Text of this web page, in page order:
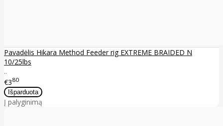
Pavadėlis Hikara Method Feeder rig EXTREME BRAIDED N
10/25lbs
..
€380
Į palyginimą